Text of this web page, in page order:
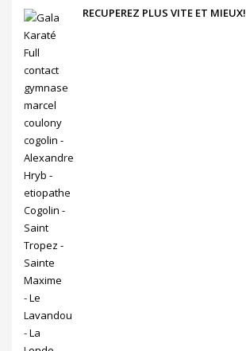
RECUPEREZ PLUS VITE ET MIEUX!